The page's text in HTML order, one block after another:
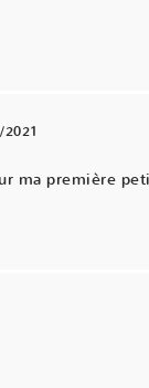
ma première